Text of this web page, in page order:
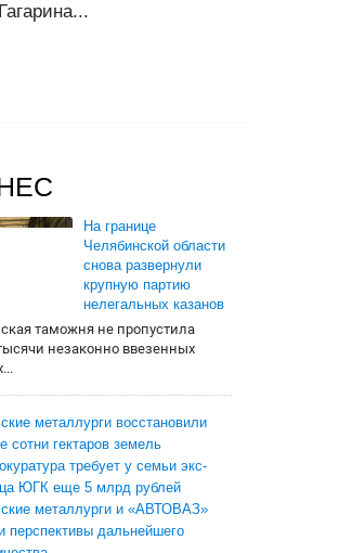
На границе
Челябинской области
снова развернули
крупную партию
нелегальных казанов
таможня не пропустила
незаконно ввезенных
металлурги восстановили
сотни гектаров земель
требует у семьи экс-
ЮГК еще 5 млрд рублей
металлурги и «АВТОВАЗ»
перспективы дальнейшего